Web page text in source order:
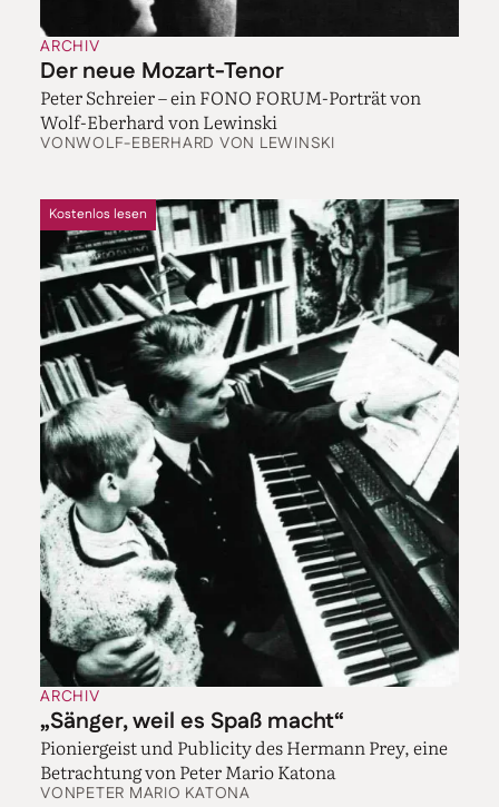
ARCHIV
Der neue Mozart-Tenor
Peter Schreier – ein FONO FORUM-Porträt von
Wolf-Eberhard von Lewinski
VONWOLF-EBERHARD VON LEWINSKI
ARCHIV
„Sänger, weil es Spaß macht“
Pioniergeist und Publicity des Hermann Prey, eine
Betrachtung von Peter Mario Katona
VONPETER MARIO KATONA
Kostenlos lesen